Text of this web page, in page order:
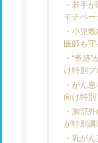
若手
モチベ
小児救
医師も
“奇跡
け特別
がん
向け特
胸部
が特別講
乳が